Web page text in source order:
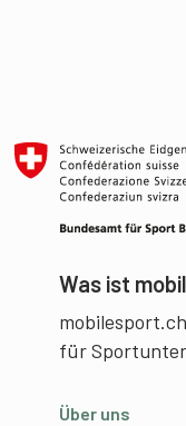
Was ist
für
Über uns